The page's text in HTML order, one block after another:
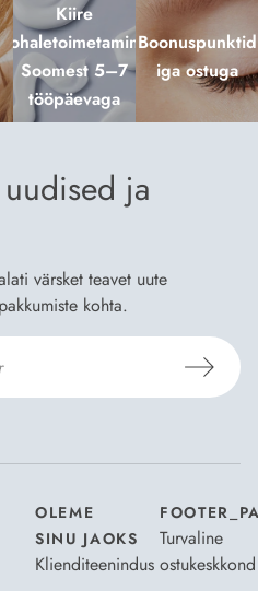
Kiire
kohaletoimetamine
Soomest 5–7
tööpäevaga
Boonuspunktid
iga ostuga
ja
värsket teavet uute
kohta.
OLEME
SINU JAOKS
Klienditeenindus
Turvaline
ostukeskkond